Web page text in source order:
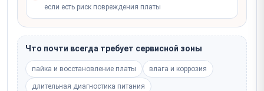
если есть риск повреждения платы
Что почти всегда требует сервисной зоны
пайка и восстановление платы влага и коррозия
длительная диагностика питания